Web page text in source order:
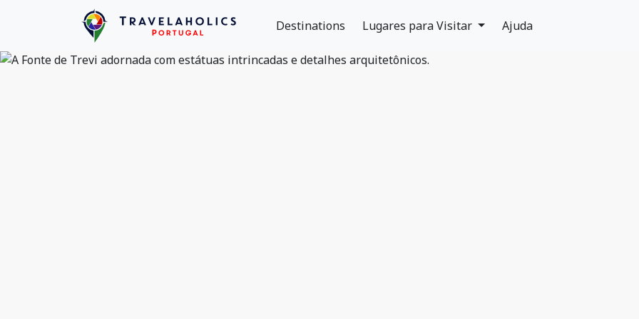
Destinations Lugares para Visitar Ajuda